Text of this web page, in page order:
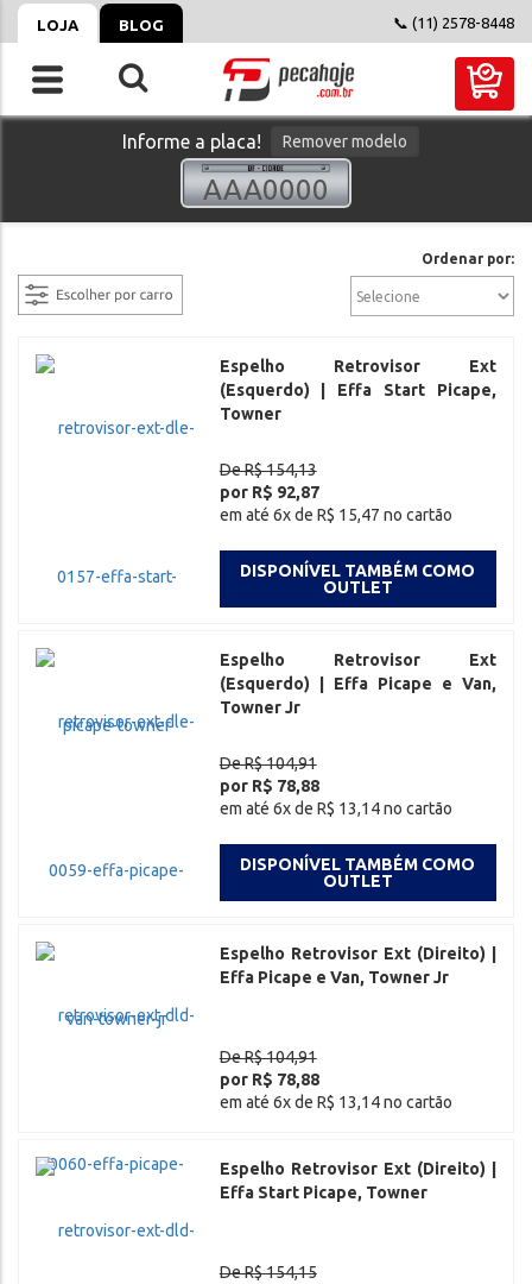
LOJA BLOG 📞 (11) 2578-8448
Informe a placa! Remover modelo
Ordenar por:
Espelho Retrovisor Ext
(Esquerdo) | Effa Start Picape,
Towner
De R$ 154,13
por R$ 92,87
em até 6x de R$ 15,47 no cartão
DISPONÍVEL TAMBÉM COMO
OUTLET
Espelho Retrovisor Ext
(Esquerdo) | Effa Picape e Van,
Towner Jr
De R$ 104,91
por R$ 78,88
em até 6x de R$ 13,14 no cartão
DISPONÍVEL TAMBÉM COMO
OUTLET
Espelho Retrovisor Ext (Direito) |
Effa Picape e Van, Towner Jr
De R$ 104,91
por R$ 78,88
em até 6x de R$ 13,14 no cartão
Espelho Retrovisor Ext (Direito) |
Effa Start Picape, Towner
De R$ 154,15